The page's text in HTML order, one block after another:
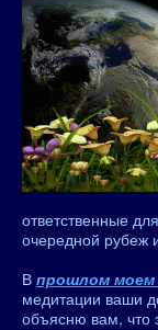
ответственные
очередной рубеж
В прошлом моем
медитации ваши
объясню вам, что